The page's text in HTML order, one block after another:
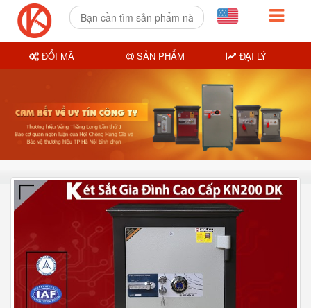
ĐỔI MÃ SẢN PHẨM ĐẠI LÝ